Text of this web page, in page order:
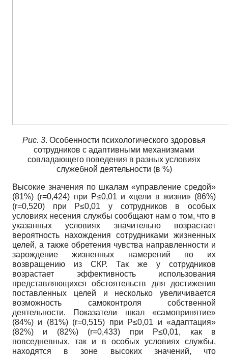
Рис. 3. Особенности психологического здоровья
сотрудников с адаптивными механизмами
совладающего поведения в разных условиях
служебной деятельности (в %)
Высокие значения по шкалам «управление средой»
(81%) (r=0,424) при P≤0,01 и «цели в жизни» (86%)
(r=0,520) при P≤0,01 у сотрудников в особых
условиях несения службы сообщают нам о том, что в
указанных условиях значительно возрастает
вероятность нахождения сотрудниками жизненных
целей, а также обретения чувства направленности и
зарождение жизненных намерений по их
возвращению из СКР. Так же у сотрудников
возрастает эффективность использования
представляющихся обстоятельств для достижения
поставленных целей и несколько увеличивается
возможность самоконтроля собственной
деятельности. Показатели шкал «самопринятие»
(84%) и (81%) (r=0,515) при P≤0,01 и «адаптация»
(82%) и (82%) (r=0,433) при P≤0,01, как в
повседневных, так и в особых условиях службы,
находятся в зоне высоких значений, что